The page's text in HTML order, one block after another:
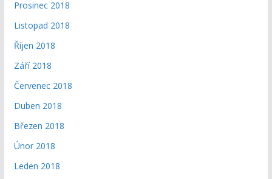
Prosinec 2018
Listopad 2018
Říjen 2018
Září 2018
Červenec 2018
Duben 2018
Březen 2018
Únor 2018
Leden 2018